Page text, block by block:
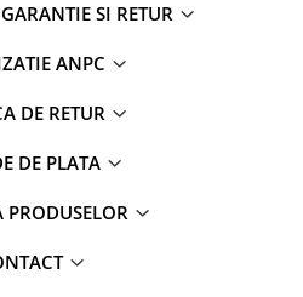
SI RETUR
ANPC
DE RETUR
DE PLATA
PRODUSELOR